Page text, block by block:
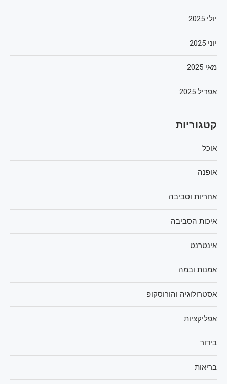
יולי 2025
יוני 2025
מאי 2025
אפריל 2025
קטגוריות
אוכל
אופנה
אחריות וסביבה
איכות הסביבה
אינטרנט
אמנות ובמה
אסטרולוגיה והורוסקופ
אפליקציות
בידור
בריאות